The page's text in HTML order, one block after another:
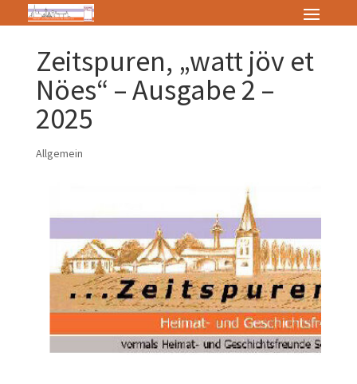
Zeitspuren, „watt jöv et
Nöes“ – Ausgabe 2 –
2025
Allgemein